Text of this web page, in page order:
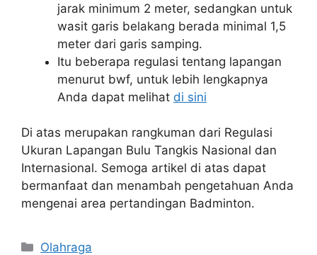
jarak minimum 2 meter, sedangkan untuk
wasit garis belakang berada minimal 1,5
meter dari garis samping.
Itu beberapa regulasi tentang lapangan
menurut bwf, untuk lebih lengkapnya
Anda dapat melihat di sini
Di atas merupakan rangkuman dari Regulasi
Ukuran Lapangan Bulu Tangkis Nasional dan
Internasional. Semoga artikel di atas dapat
bermanfaat dan menambah pengetahuan Anda
mengenai area pertandingan Badminton.
Olahraga